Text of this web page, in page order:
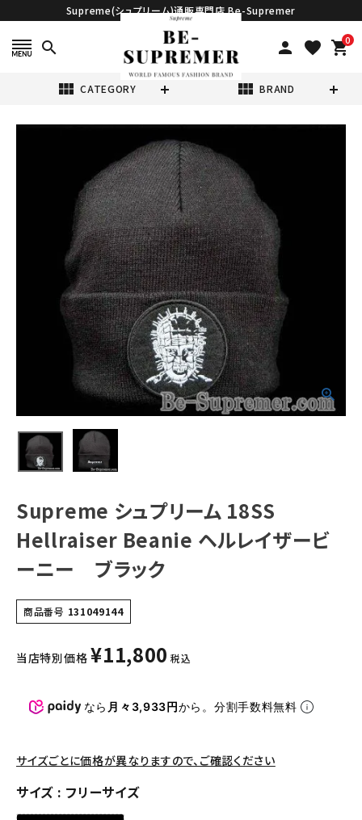
Supreme(シュプリーム)通販専門店 Be-Supremer
search person favorite 0
shopping_cart
view_module CATEGORY view_module BRAND
Supreme シュプ
(税込)
NEW ITEMS
CATEGORY
Tシャツ・ロングスリーブ
ジャケット・アウター
キャップ・ハット
バックパック・リュック
その他バッグ類
アクセサリー
COLLABORATION BRAND
Supreme シュプリーム 18SS
Hellraiser Beanie ヘルレイザービ
ーニー ブラック
商品番号 131049144
当店特別価格 ¥11,800 税込
なら 月々3,933円から。分割手数料無料
サイズごとに価格が異なりますので、ご確認ください
サイズ フリーサイズ